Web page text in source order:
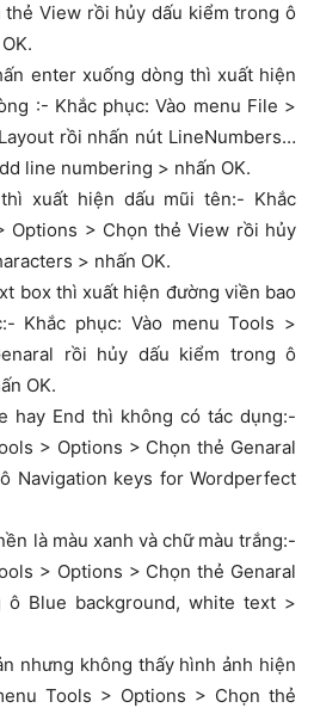
View rồi hủy dấu kiểm trong ô
enter xuống dòng thì xuất hiện
:- Khắc phục: Vào menu File >
rồi nhấn nút LineNumbers…
line numbering > nhấn OK.
xuất hiện dấu mũi tên:- Khắc
Options > Chọn thẻ View rồi hủy
> nhấn OK.
box thì xuất hiện đường viền bao
Khắc phục: Vào menu Tools >
rồi hủy dấu kiểm trong ô
OK.
hay End thì không có tác dụng:-
> Options > Chọn thẻ Genaral
Navigation keys for Wordperfect
là màu xanh và chữ màu trắng:-
> Options > Chọn thẻ Genaral
Blue background, white text >
nhưng không thấy hình ảnh hiện
Tools > Options > Chọn thẻ